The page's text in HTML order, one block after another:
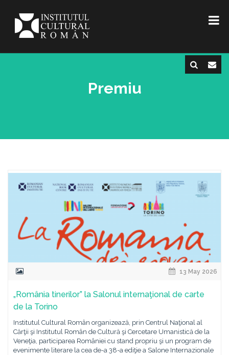
Premiu
13 May 2026
„România tinerilor” la Salonul internaţional de carte
de la Torino
Institutul Cultural Român organizează, prin Centrul Naţional al
Cărţii şi Institutul Român de Cultură şi Cercetare Umanistică de la
Veneţia, participarea României cu stand propriu şi un program de
evenimente literare la cea de-a 38-a ediţie a Salone Internazionale